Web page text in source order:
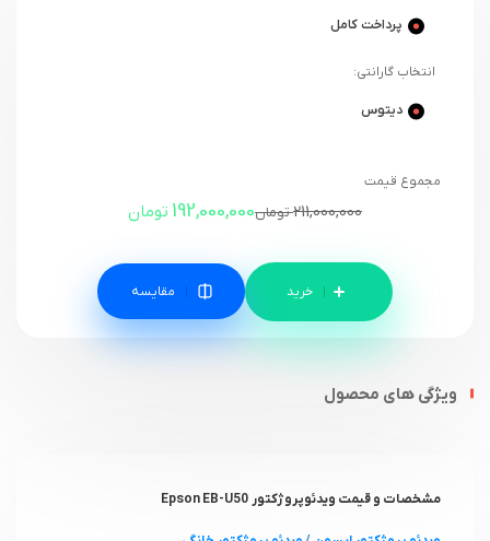
پرداخت کامل
انتخاب گارانتی:
دیتوس
مجموع قیمت
211,000,000تومان192,000,000 تومان
مقایسه
ویژگی های محصول
مشخصات و قیمت ویدئوپروژکتور